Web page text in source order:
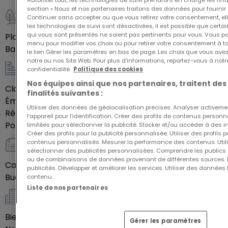
une journée de travail.
Une résidence pensée pour votre confort
Conçue par l’architecte Philippe Blaise, la
Résidence « Les Amandiers » propose une
architecture élégante et durable, avec une vue
imprenable sur la Moselle et ses vignes à perte de
vue . Chaque appartement bénéficie d’un balcon
ou d’un espace extérieur privatif, prolongeant
l’espace de vie vers l’extérieur.
Un investissement stratégique pour les frontaliers
Grâce à sa situation géographique privilégiée,
Apach séduit de nombreux travailleurs frontaliers.
Cette proximité immédiate avec le Luxembourg
garantit une forte attractivité résidentielle et
Extérieur
Place(s) de parking en extérieur2
Balcon16,92m²
Energie / Chauffage
Classe énergétiqueVide
Émission de gaz à effet de serre (GES)
Réglementation thermiqueRT 2012
Pompe à chaleurOui
Autres
Cave
Oui
BuanderieOui
Bien soumis au statut de copropriétéOui
section « Nous et nos partenaires traitons des données pour fournir
Continuer sans accepter ou que vous retirez votre consentement,
les technologies de suivi sont désactivées, il est possible que
qui vous sont présentés ne soient pas pertinents pour vous. Vous
menu pour modifier vos choix ou pour retirer votre consentement à
le lien Gérer les paramètres en bas de page. Les choix que vous
notre ou nos Site Web. Pour plus d’informations, reportez-vous à
confidentialité. Politique des cookies
Nos équipes ainsi que nos partenaires, traitent
finalités suivantes :
Utiliser des données de géolocalisation précises. Analyser
l’appareil pour l’identification. Créer des profils de contenus
limitées pour sélectionner la publicité. Stocker et/ou accéder à des
Créer des profils pour la publicité personnalisée. Utiliser des profils
contenus personnalisés. Mesurer la performance des contenus.
sélectionner des publicités personnalisées. Comprendre les
ou de combinaisons de données provenant de différentes sources.
publicités. Développer et améliorer les services. Utiliser des
contenu.
Liste de nos partenaires
Gérer les paramètres